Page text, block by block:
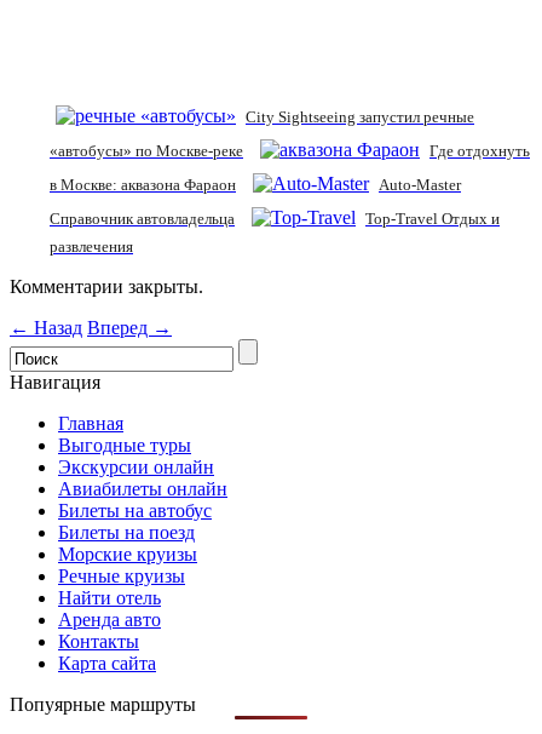
City Sightseeing запустил речные
«автобусы» по Москве-реке
Где отдохнуть
в Москве: аквазона Фараон
Auto-Master
Справочник автовладельца
Top-Travel Отдых и
развлечения
Комментарии закрыты.
← Назад Вперед →
Навигация
Главная
Выгодные туры
Экскурсии онлайн
Авиабилеты онлайн
Билеты на автобус
Билеты на поезд
Морские круизы
Речные круизы
Найти отель
Аренда авто
Контакты
Карта сайта
Попуярные маршруты